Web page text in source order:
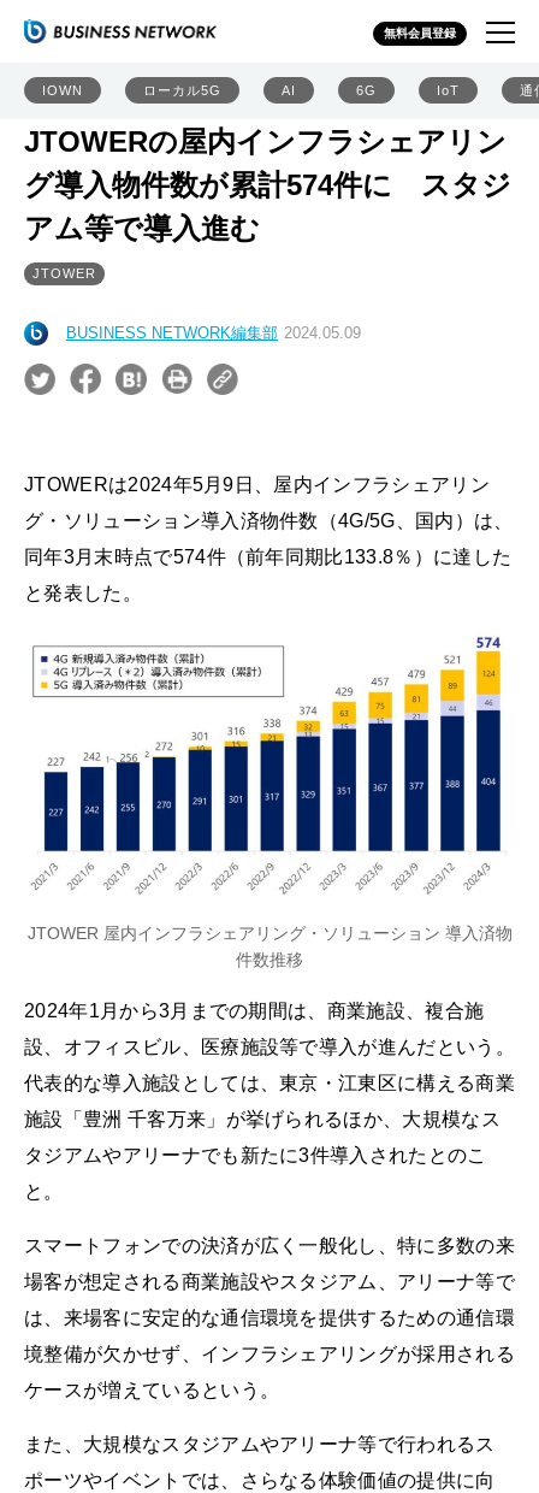
無料会員登録
IOWN ローカル5G AI 6G IoT 通
JTOWERの屋内インフラシェアリン
グ導入物件数が累計574件に スタジ
アム等で導入進む
JTOWER
BUSINESS NETWORK編集部 2024.05.09
JTOWERは2024年5月9日、屋内インフラシェアリン
グ・ソリューション導入済物件数（4G/5G、国内）は、
同年3月末時点で574件（前年同期比133.8％）に達した
と発表した。
JTOWER 屋内インフラシェアリング・ソリューション 導入済物
件数推移
2024年1月から3月までの期間は、商業施設、複合施
設、オフィスビル、医療施設等で導入が進んだという。
代表的な導入施設としては、東京・江東区に構える商業
施設「豊洲 千客万来」が挙げられるほか、大規模なス
タジアムやアリーナでも新たに3件導入されたとのこ
と。
スマートフォンでの決済が広く一般化し、特に多数の来
場客が想定される商業施設やスタジアム、アリーナ等で
は、来場客に安定的な通信環境を提供するための通信環
境整備が欠かせず、インフラシェアリングが採用される
ケースが増えているという。
また、大規模なスタジアムやアリーナ等で行われるス
ポーツやイベントでは、さらなる体験価値の提供に向